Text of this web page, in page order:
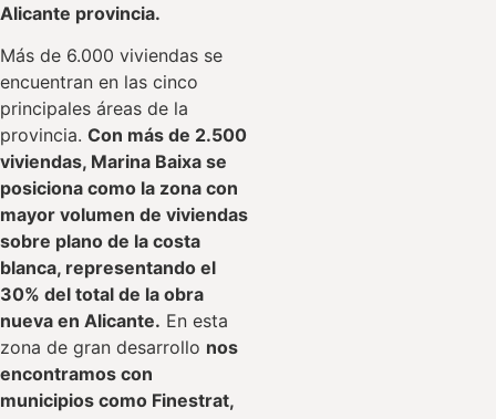
Alicante provincia.
Más de 6.000 viviendas se
encuentran en las cinco
principales áreas de la
provincia. Con más de 2.500
viviendas, Marina Baixa se
posiciona como la zona con
mayor volumen de viviendas
sobre plano de la costa
blanca, representando el
30% del total de la obra
nueva en Alicante. En esta
zona de gran desarrollo nos
encontramos con
municipios como Finestrat,